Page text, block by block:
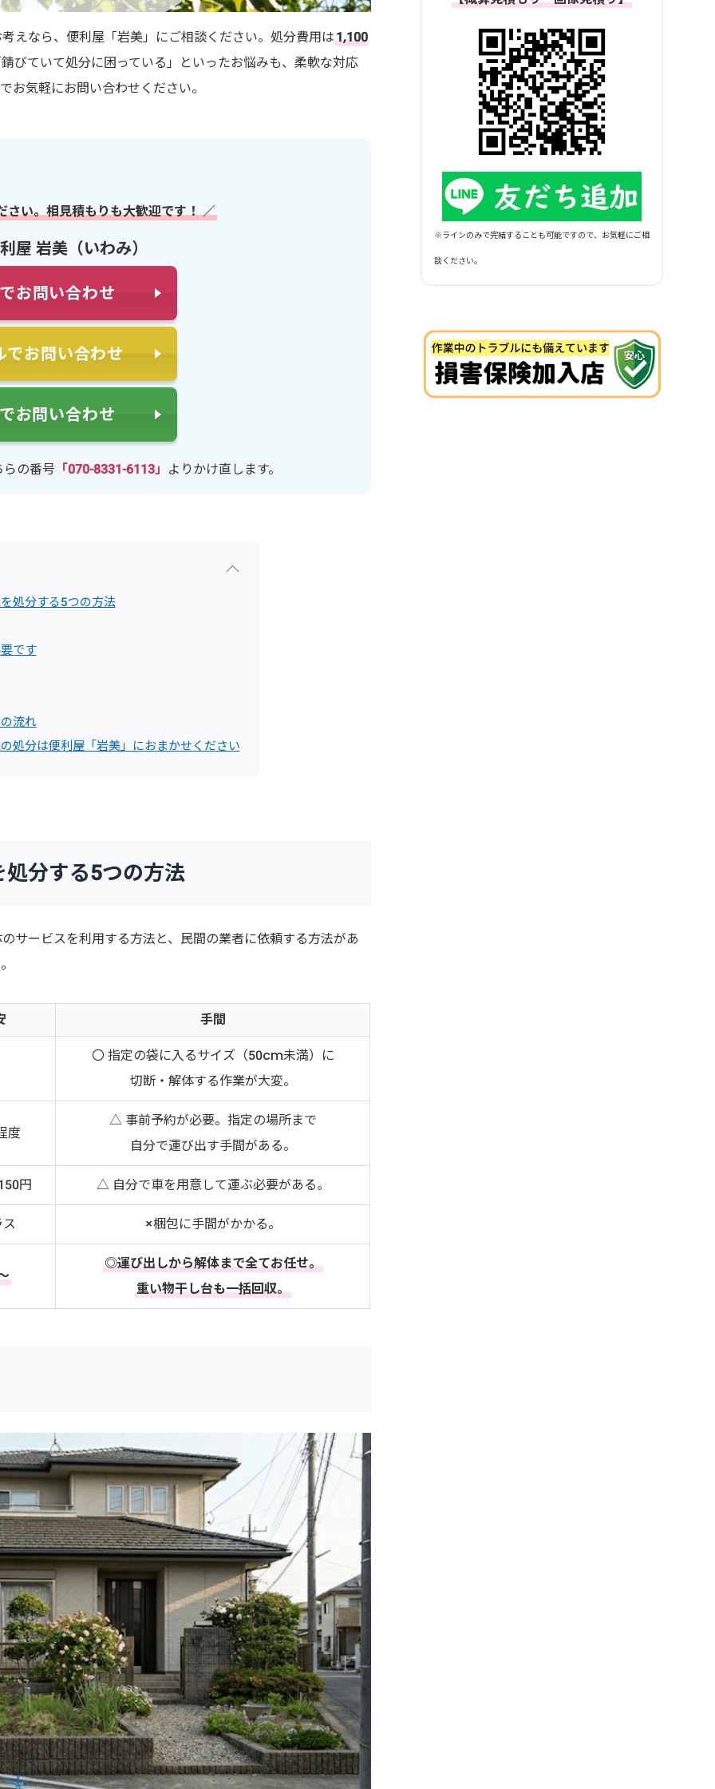
えなら、便利屋「岩美」にご相談ください。処分費用は1,100
びていて処分に困っている」といったお悩みも、柔軟な対応
お気軽にお問い合わせください。
さい。相見積もりも大歓迎です！ ／
屋 岩美（いわみ）
お問い合わせ
でお問い合わせ
お問い合わせ
の番号「070-8331-6113」 よりかけ直します。
処分する5つの方法
です
流れ
処分は便利屋「岩美」におまかせください
分する5つの方法
サービスを利用する方法と、民間の業者に依頼する方法があ
手間
〇 指定の袋に入るサイズ（50cm未満）に
切断・解体する作業が大変。
度
△ 事前予約が必要。指定の場所まで
自分で運び出す手間がある。
円 △ 自分で車を用意して運ぶ必要がある。
×梱包に手間がかかる。
◎運び出しから解体まで全てお任せ。
重い物干し台も一括回収。
※ラインのみで完結することも可能ですので、お気軽にご相
談ください。